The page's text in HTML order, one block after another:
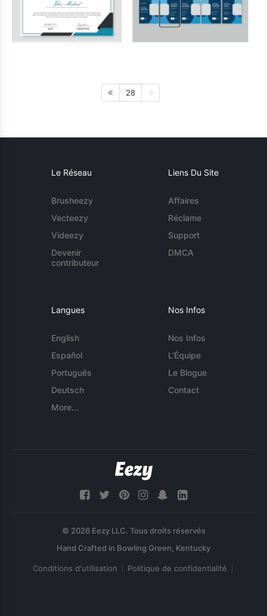
28
Le Réseau
Brusheezy
Vecteezy
Videezy
Devenir
contributeur
Liens Du Site
Affaires
Réclame
Support
DMCA
Langues
English
Español
Português
Deutsch
More...
Nos Infos
Nos Infos
L'Équipe
Le Blogue
Contact
© 2026 Eezy LLC. Tous droits réservés
Conditions d'utilisation Politique de confidentialité